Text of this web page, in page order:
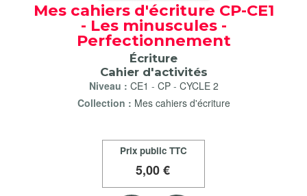
Mes cahiers d'écriture CP-CE1
- Les minuscules -
Perfectionnement
Écriture
Cahier d'activités
Niveau : CE1 - CP- CYCLE 2
Collection : Mes cahiers d'écriture
Prix public TTC
5,00 €